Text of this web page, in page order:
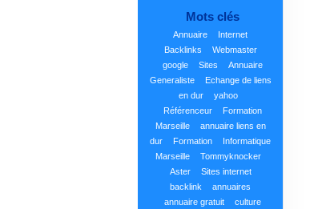
Mots clés
Annuaire
Internet
Backlinks
Webmaster
google
Sites
Annuaire
Generaliste
Echange de liens
en dur
yahoo
Référenceur
Formation
Marseille
annuaire liens en
dur
Formation
Informatique
Marseille
Tommyknocker
Aster
Sites internet
backlink
annuaires
annuaire gratuit
culture